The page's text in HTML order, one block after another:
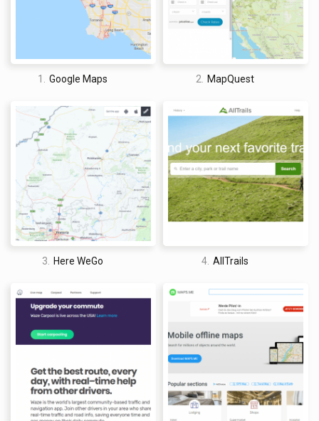
Un problema que encontré al usar HERE WeGo fue la cantidad
de espacio de almacenamiento que ocupan los mapas en su
teléfono. Aunque puede descargar países por región para
reducir este problema, solo el Reino Unido ocupa 600mb de
David Jones
I am a professional travel writer and travel enthusiast who
time abroad.
1. Google Maps 2. MapQuest
3. Here WeGo 4. AllTrails